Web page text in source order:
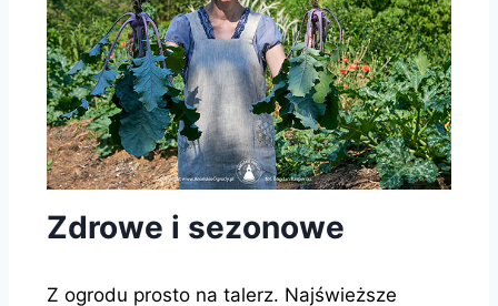
Zdrowe i sezonowe
Z ogrodu prosto na talerz. Najświeższe